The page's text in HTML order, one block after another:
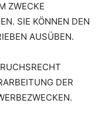
ZWECKE
SIE KÖNNEN DEN
AUSÜBEN.
DER